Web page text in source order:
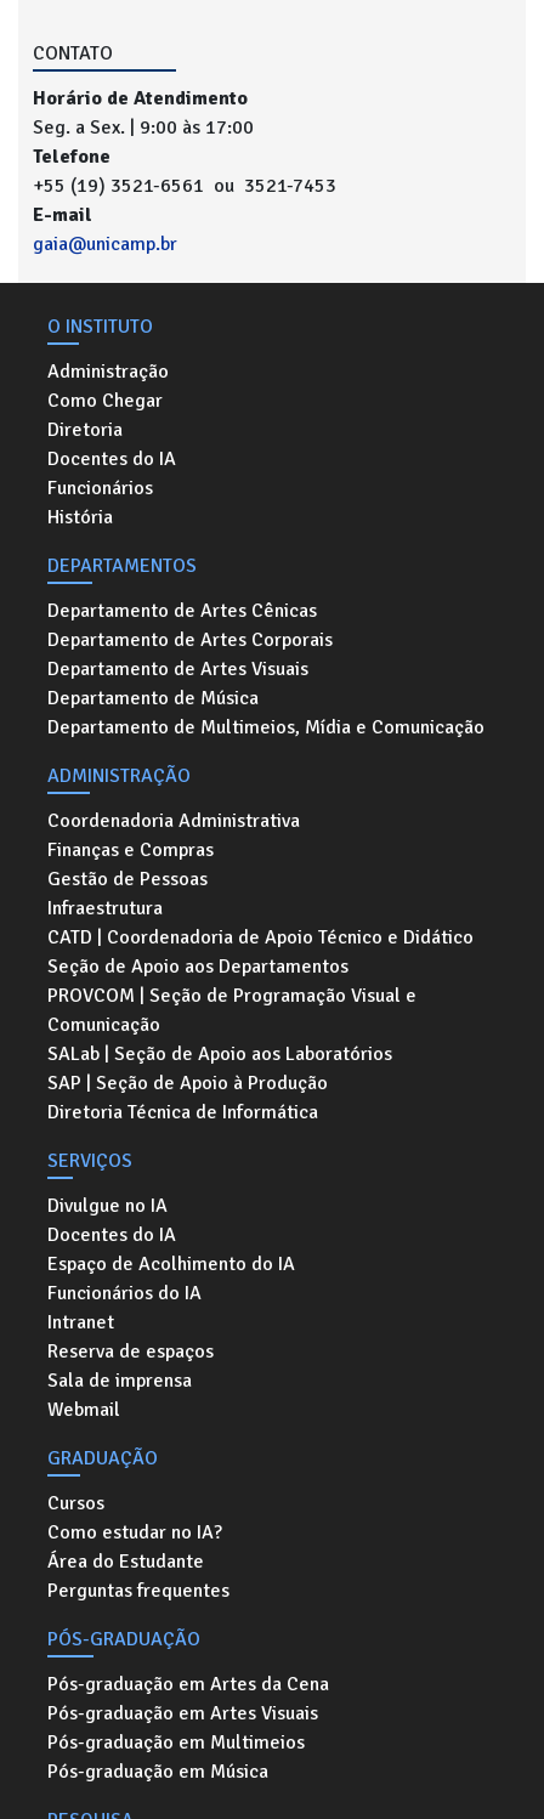
CONTATO
Horário de Atendimento
Seg. a Sex. | 9:00 às 17:00
Telefone
+55 (19) 3521-6561 ou 3521-7453
E-mail
gaia@unicamp.br
O INSTITUTO
Administração
Como Chegar
Diretoria
Docentes do IA
Funcionários
História
DEPARTAMENTOS
Departamento de Artes Cênicas
Departamento de Artes Corporais
Departamento de Artes Visuais
Departamento de Música
Departamento de Multimeios, Mídia e Comunicação
ADMINISTRAÇÃO
Coordenadoria Administrativa
Finanças e Compras
Gestão de Pessoas
Infraestrutura
CATD | Coordenadoria de Apoio Técnico e Didático
Seção de Apoio aos Departamentos
PROVCOM | Seção de Programação Visual e
Comunicação
SALab | Seção de Apoio aos Laboratórios
SAP | Seção de Apoio à Produção
Diretoria Técnica de Informática
SERVIÇOS
Divulgue no IA
Docentes do IA
Espaço de Acolhimento do IA
Funcionários do IA
Intranet
Reserva de espaços
Sala de imprensa
Webmail
GRADUAÇÃO
Cursos
Como estudar no IA?
Área do Estudante
Perguntas frequentes
PÓS-GRADUAÇÃO
Pós-graduação em Artes da Cena
Pós-graduação em Artes Visuais
Pós-graduação em Multimeios
Pós-graduação em Música